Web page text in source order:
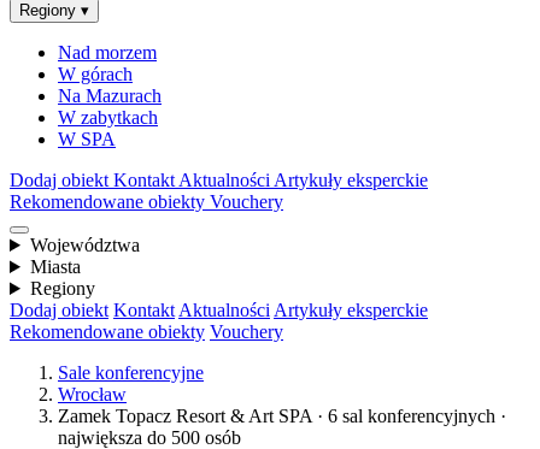
Regiony ▾
Nad morzem
W górach
Na Mazurach
W zabytkach
W SPA
Dodaj obiekt Kontakt Aktualności Artykuły eksperckie
Rekomendowane obiekty Vouchery
Województwa
Miasta
Regiony
Dodaj obiekt Kontakt Aktualności Artykuły eksperckie
Rekomendowane obiekty Vouchery
Sale konferencyjne
Wrocław
Zamek Topacz Resort & Art SPA · 6 sal konferencyjnych ·
największa do 500 osób